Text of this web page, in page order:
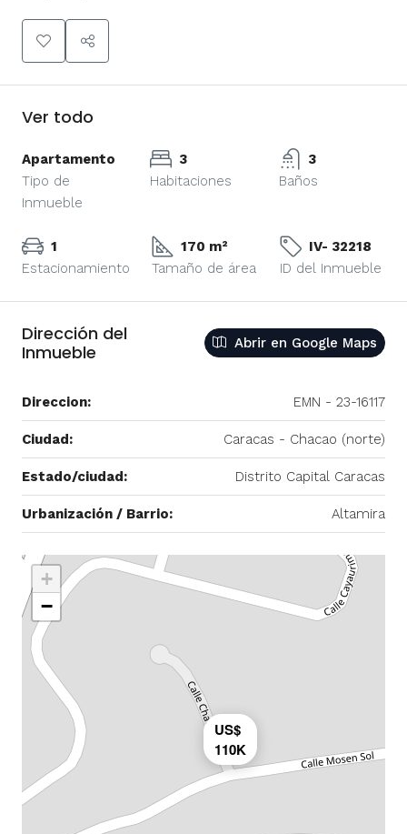
Ver todo
Apartamento
Tipo de
Inmueble
3
Habitaciones
3
Baños
1
Estacionamiento
170 m²
Tamaño de área
IV- 32218
ID del Inmueble
Dirección del
Inmueble
Abrir en Google Maps
Direccion: EMN - 23-16117
Ciudad: Caracas - Chacao (norte)
Estado/ciudad: Distrito Capital Caracas
Urbanización / Barrio: Altamira
US$
110K
+
−